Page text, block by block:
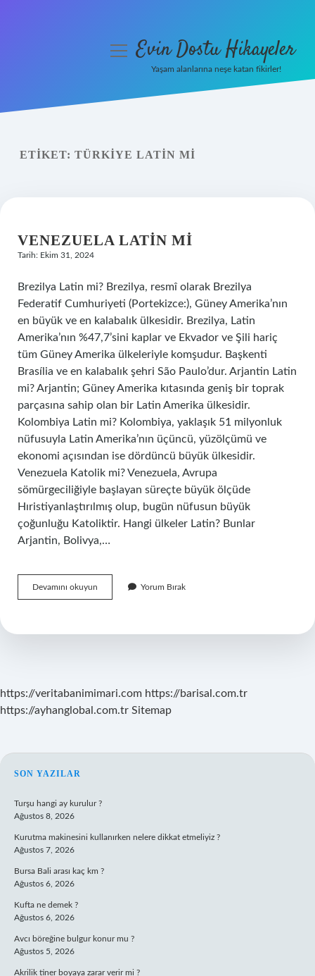
Yasal Uyarı
menüyüEvin Dostu Hikayeler
Yaşam alanlarına neşe katan fikirler!
ETIKET: TÜRKIYE LATIN MI
VENEZUELA LATIN MI
Tarih: Ekim 31, 2024
Brezilya Latin mi? Brezilya, resmî olarak Brezilya
Federatif Cumhuriyeti (Portekizce:), Güney Amerika’nın
en büyük ve en kalabalık ülkesidir. Brezilya, Latin
Amerika’nın %47,7’sini kaplar ve Ekvador ve Şili hariç
tüm Güney Amerika ülkeleriyle komşudur. Başkenti
Brasília ve en kalabalık şehri São Paulo’dur. Arjantin Latin
mi? Arjantin; Güney Amerika kıtasında geniş bir toprak
parçasına sahip olan bir Latin Amerika ülkesidir.
Kolombiya Latin mi? Kolombiya, yaklaşık 51 milyonluk
nüfusuyla Latin Amerika’nın üçüncü, yüzölçümü ve
ekonomi açısından ise dördüncü büyük ülkesidir.
Venezuela Katolik mi? Venezuela, Avrupa
sömürgeciliğiyle başlayan süreçte büyük ölçüde
Hıristiyanlaştırılmış olup, bugün nüfusun büyük
çoğunluğu Katoliktir. Hangi ülkeler Latin? Bunlar
Arjantin, Bolivya,…
Devamını okuyun Venezuela
Latin
Yorum Bırak
https://veritabanimimari.com https://barisal.com.tr
https://ayhanglobal.com.tr Sitemap
SIDEBAR
SON YAZILAR
Turşu hangi ay kurulur ?
Ağustos 8, 2026
Kurutma makinesini kullanırken nelere dikkat etmeliyiz ?
Ağustos 7, 2026
Bursa Bali arası kaç km ?
Ağustos 6, 2026
Kufta ne demek ?
Ağustos 6, 2026
Avcı böreğine bulgur konur mu ?
Ağustos 5, 2026
Akrilik tiner boyaya zarar verir mi ?